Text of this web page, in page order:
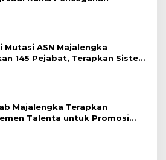
Mutasi ASN Majalengka
145 Pejabat, Terapkan Sistem
Majalengka Terapkan
Talenta untuk Promosi